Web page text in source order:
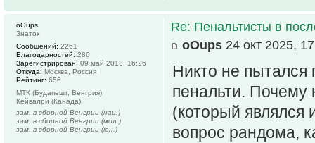
Re: Пенальтисты в
oOups 24 окт 2025,
Никто не пытался
пенальти. Почему
(который являлся
вопрос рандома,
oOups
Знаток
Сообщений: 2261
Благодарностей: 286
Зарегистрирован: 09 май 2013, 16:26
Откуда: Москва, Россия
Рейтинг: 656
МТК (Будапешт, Венгрия)
Кейвалри (Канада)
зам. в сборной Венгрии (нац.)
зам. в сборной Венгрии (мол.)
зам. в сборной Венгрии (юн.)